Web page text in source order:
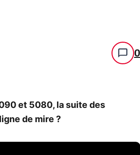
0
et 5080, la suite des
de mire ?